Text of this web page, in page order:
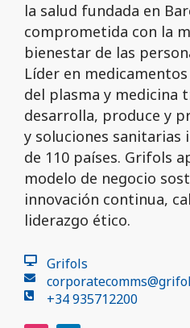
la salud fundada en
comprometida con la
bienestar de las
Líder en
del plasma y medicina
desarrolla, produce y
y soluciones sanitarias
de 110 países. Grifols
modelo de negocio
innovación continua,
liderazgo ético.
Grifols
+34 935712200